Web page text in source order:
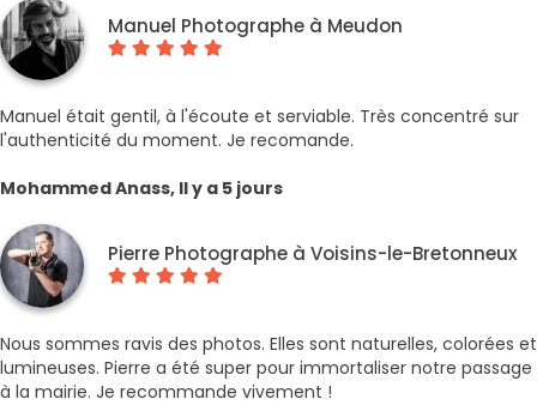
Manuel Photographe à Meudon
Manuel était gentil, à l'écoute et serviable. Très concentré sur
l'authenticité du moment. Je recomande.
Mohammed Anass, Il y a 5 jours
Pierre Photographe à Voisins-le-Bretonneux
Nous sommes ravis des photos. Elles sont naturelles, colorées et
lumineuses. Pierre a été super pour immortaliser notre passage
à la mairie. Je recommande vivement !